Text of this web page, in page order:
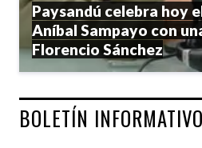
Paysandú celebra hoy
Aníbal Sampayo con
Florencio Sánchez
BOLETÍN INFORMATIVO